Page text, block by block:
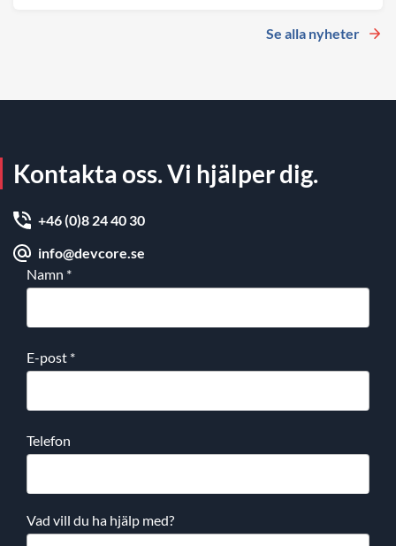
Se alla nyheter
Kontakta oss. Vi hjälper dig.
+46 (0)8 24 40 30
info@devcore.se
Namn *
E-post *
Telefon
Vad vill du ha hjälp med?